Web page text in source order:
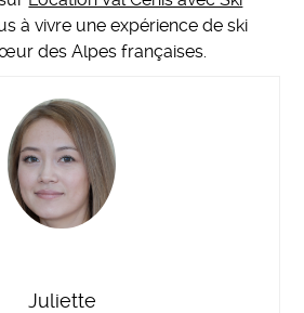
à vivre une expérience de ski
des Alpes françaises.
Juliette